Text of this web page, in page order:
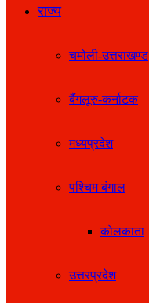
राज्य
चमोली-उत्तराखण्ड
बैंगलूरु-कर्नाटक
मध्यप्रदेश
पश्चिम बंगाल
कोलकाता
उत्तरप्रदेश